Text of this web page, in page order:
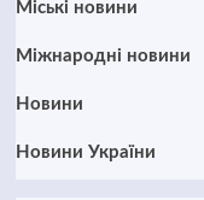
Mіські новини
Міжнародні новини
Новини
Новини України